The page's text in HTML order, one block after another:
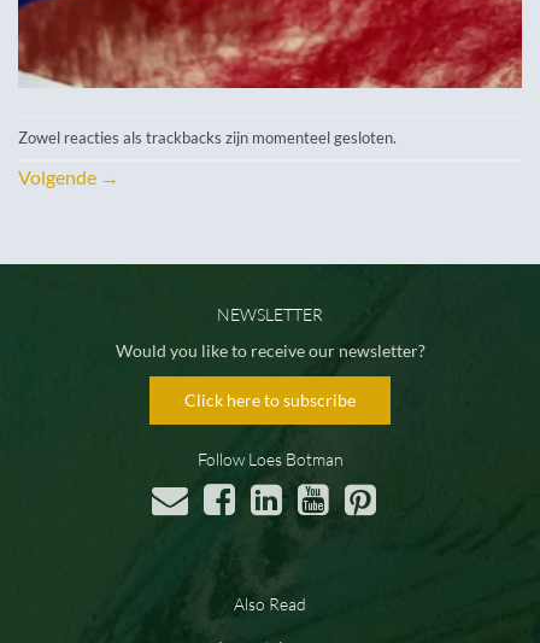
Zowel reacties als trackbacks zijn momenteel gesloten.
Volgende →
NEWSLETTER
Would you like to receive our newsletter?
Click here to subscribe
Follow Loes Botman
Also Read